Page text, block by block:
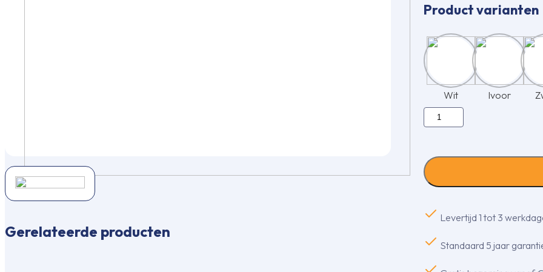
Product varianten
Wit Ivoor
Inaba
Denko
B
gedraaide
bocht
gr.
aantalLevertijd 1 tot 3
Standaard 5 jaar
Gerelateerde producten